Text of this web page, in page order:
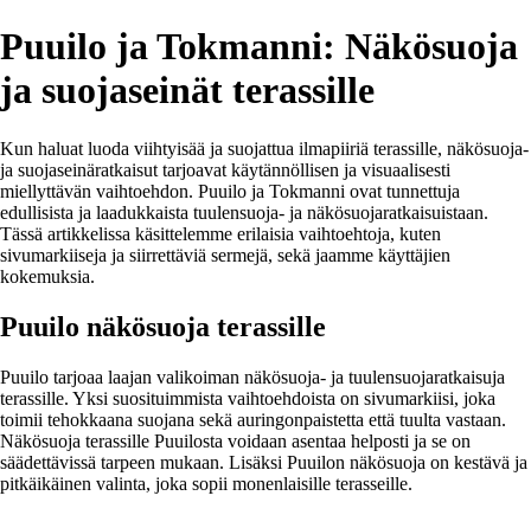
Puuilo ja Tokmanni: Näkösuoja
ja suojaseinät terassille
Kun haluat luoda viihtyisää ja suojattua ilmapiiriä terassille, näkösuoja-
ja suojaseinäratkaisut tarjoavat käytännöllisen ja visuaalisesti
miellyttävän vaihtoehdon. Puuilo ja Tokmanni ovat tunnettuja
edullisista ja laadukkaista tuulensuoja- ja näkösuojaratkaisuistaan.
Tässä artikkelissa käsittelemme erilaisia vaihtoehtoja, kuten
sivumarkiiseja ja siirrettäviä sermejä, sekä jaamme käyttäjien
kokemuksia.
Puuilo näkösuoja terassille
Puuilo tarjoaa laajan valikoiman näkösuoja- ja tuulensuojaratkaisuja
terassille. Yksi suosituimmista vaihtoehdoista on sivumarkiisi, joka
toimii tehokkaana suojana sekä auringonpaistetta että tuulta vastaan.
Näkösuoja terassille Puuilosta voidaan asentaa helposti ja se on
säädettävissä tarpeen mukaan. Lisäksi Puuilon näkösuoja on kestävä ja
pitkäikäinen valinta, joka sopii monenlaisille terasseille.